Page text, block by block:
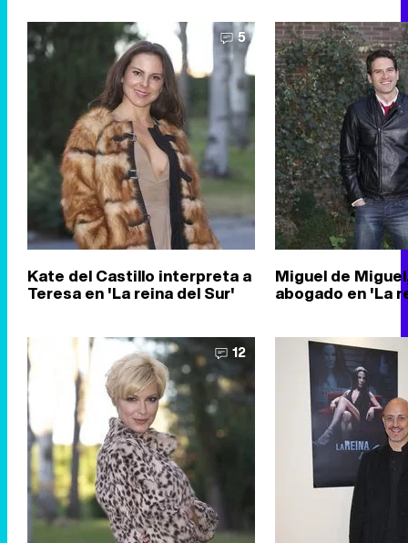
5
Kate del Castillo interpreta a
Teresa en 'La reina del Sur'
Miguel de
abogado en 'La
12